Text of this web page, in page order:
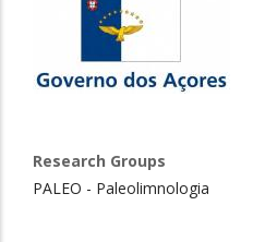
Research Groups
PALEO - Paleolimnologia